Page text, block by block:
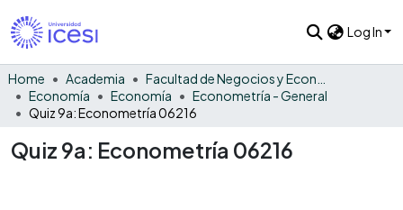
Log In
Home Academia
Economía
Economía
Econometría - General
Quiz 9a: Econometría 06216
Quiz 9a: Econometría 06216